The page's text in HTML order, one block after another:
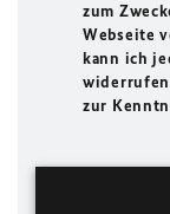
zum
Webseite
kann ich
zur